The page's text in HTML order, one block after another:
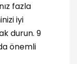
fazla
iyi
durun. 9
önemli